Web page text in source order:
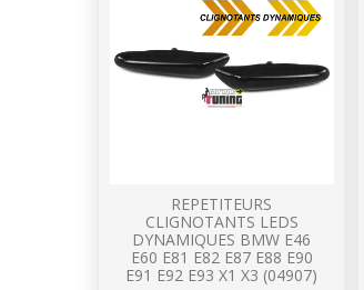
REPETITEURS
CLIGNOTANTS LEDS
DYNAMIQUES BMW E46
E60 E81 E82 E87 E88 E90
E91 E92 E93 X1 X3 (04907)